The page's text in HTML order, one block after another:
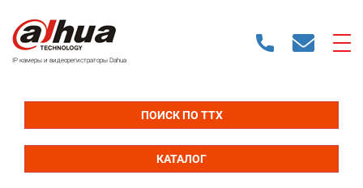
IP камеры и видеорегистраторы Dahua
ПОИСК ПО ТТХ
КАТАЛОГ